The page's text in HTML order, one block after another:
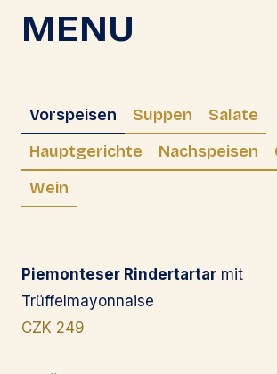
MENU
Vorspeisen Suppen
Salate
Hauptgerichte
Nachspeisen
Wein
Piemonteser Rindertartar mit
Trüffelmayonnaise
CZK 249